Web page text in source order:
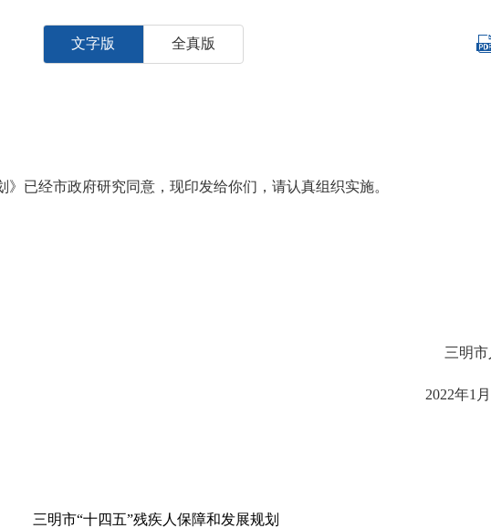
文字版 全真版
》已经市政府研究同意，现印发给你们，请认真组织实施。
三明
2022年1 月
三明市“十四五”残疾人保障和发展规划